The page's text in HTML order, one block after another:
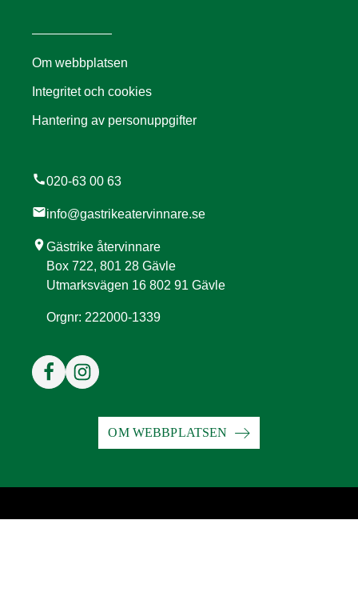
Om webbplatsen
Integritet och cookies
Hantering av personuppgifter
call020-63 00 63
mailinfo@gastrikeatervinnare.se
location_onGästrike återvinnare
Box 722, 801 28 Gävle
Utmarksvägen 16 802 91 Gävle
Orgnr: 222000-1339
OM WEBBPLATSEN